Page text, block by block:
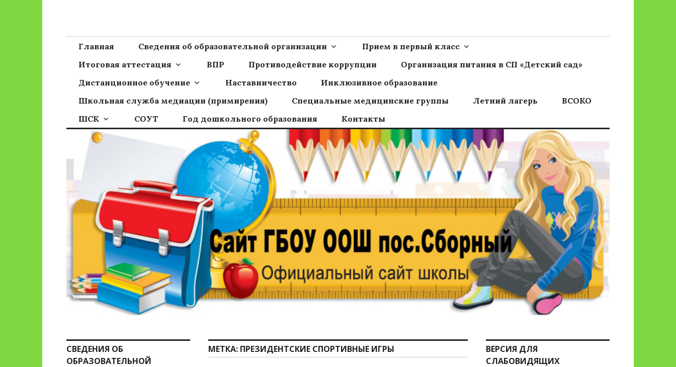
Сайт ГБОУ ООШ пос.Сборный
Главная Сведения об образовательной организации
Прием в первый класс
Итоговая аттестация
ВПР Противодействие коррупции
Организация питания в СП «Детский сад»
Дистанционное обучение
Наставничество
Инклюзивное образование
Школьная служба медиации (примирения)
Специальные медицинские группы Летний лагерь
ВСОКО
ШСК
СОУТ Год дошкольного образования Контакты
МЕТКА: ПРЕЗИДЕНТСКИЕ СПОРТИВНЫЕ ИГРЫ
СВЕДЕНИЯ ОБ
ОБРАЗОВАТЕЛЬНОЙ
ВЕРСИЯ ДЛЯ
СЛАБОВИДЯЩИХ